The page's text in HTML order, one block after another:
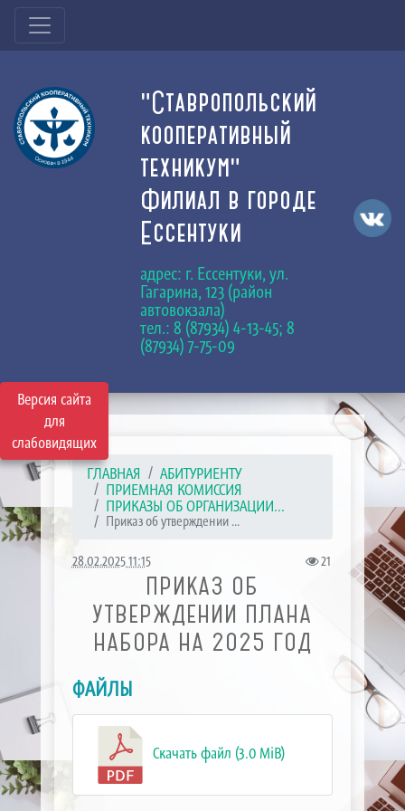
Версия сайта
для
слабовидящих
"Ставропольский
кооперативный
техникум"
Филиал в городе
Ессентуки
адрес: г. Ессентуки, ул.
Гагарина, 123 (район
автовокзала)
тел.: 8 (87934) 4-13-45; 8
(87934) 7-75-09
ГЛАВНАЯ
АБИТУРИЕНТУ
ПРИЕМНАЯ КОМИССИЯ
ПРИКАЗЫ ОБ ОРГАНИЗАЦИИ...
Приказ об утверждении ...
28.02.2025 11:15 21
ПРИКАЗ ОБ
УТВЕРЖДЕНИИ ПЛАНА
НАБОРА НА 2025 ГОД
ФАЙЛЫ
Скачать файл (3.0 MiB)